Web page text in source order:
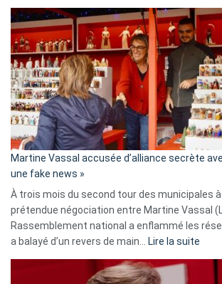
Martine Vassal accusée d’alliance secrète
une fake news »
À trois mois du second tour des municipales
prétendue négociation entre Martine Vassal
Rassemblement national a enflammé les
a balayé d’un revers de main…
Lire la suite